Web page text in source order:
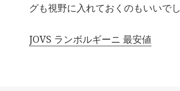
グも視野に入れておくのもいいでし
JOVS ランボルギーニ 最安値